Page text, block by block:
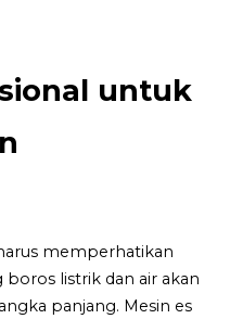
untuk
memperhatikan
boros listrik dan air akan
panjang. Mesin es